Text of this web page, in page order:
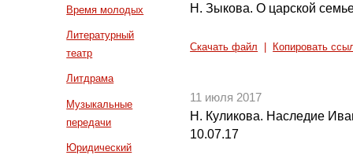
Время молодых
Литературный
театр
Литдрама
Музыкальные
передачи
Юридический
Н. Зыкова. О царской
Скачать файл Копировать
11 июля 2017
Н. Куликова. Наследие
10.07.17